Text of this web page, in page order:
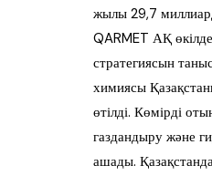
жылы 29,7
QARMET АҚ
стратегиясын
химиясы
өтілді. Көмірді
газдандыру және
ашады.